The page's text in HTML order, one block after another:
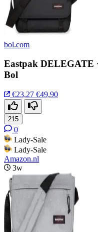
bol.com
Eastpak DELEGATE
Bol
€23,27 €49,90
215
0
Lady-Sale
Lady-Sale
Amazon.nl
3w